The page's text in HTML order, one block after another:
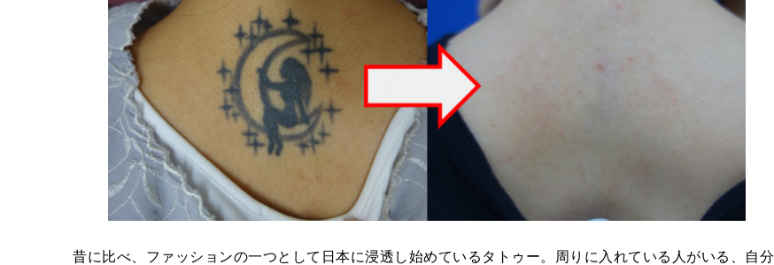
昔に比べ、ファッションの一つとして日本に浸透し始めているタトゥー。周りに入れている人がいる、自分